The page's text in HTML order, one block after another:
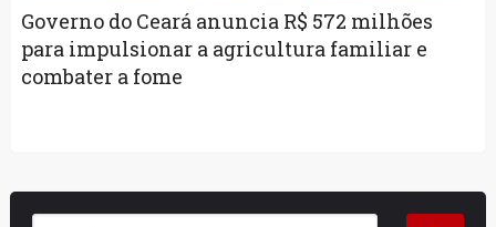
Governo do Ceará anuncia R$ 572 milhões
para impulsionar a agricultura familiar e
combater a fome